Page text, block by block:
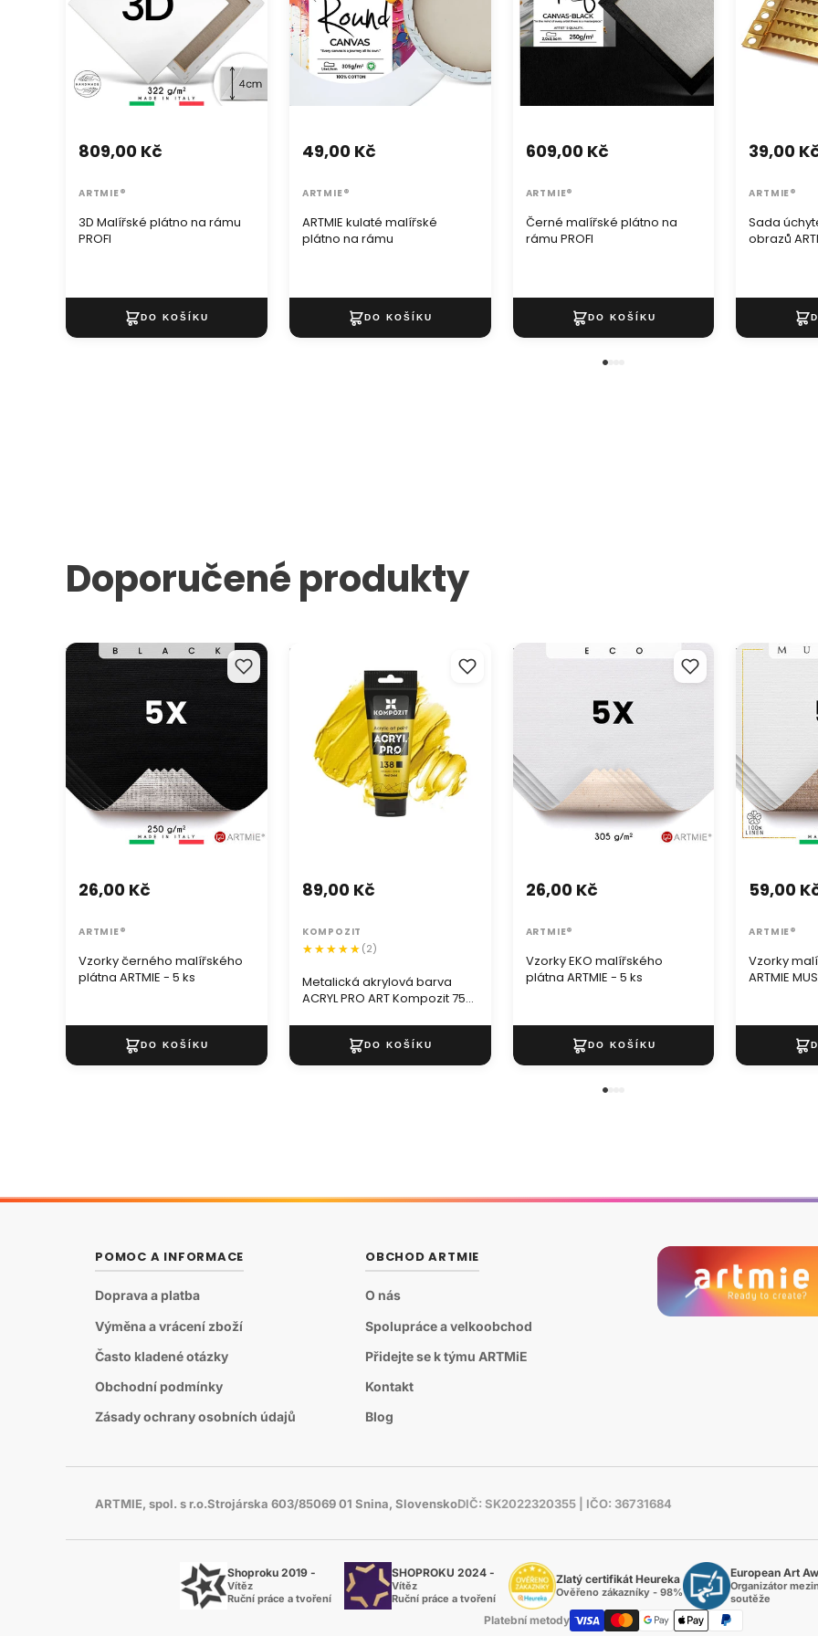
5 ks
3D Malířské plátno na rámu
PROFI
809,00 Kč
ARTMIE®
ARTMIE kulaté malířské
plátno na rámu
49,00 Kč
ARTMIE®
Černé malířské plátno na
rámu PROFI
609,00 Kč
ARTMIE®
Sada
obrazů
39,00
ARTMIE®
Doporučené produkty
Vzorky černého malířského
plátna ARTMIE - 5 ks
Vzorky černého malířského
plátna ARTMIE - 5 ks
26,00 Kč
ARTMIE®
Metalická akrylová barva ACRYL
PRO ART Kompozit 75 ml
Metalická akrylová barva
ACRYL PRO ART Kompozit 75
89,00 Kč
KOMPOZIT
(2)
Vzorky EKO malířského plátna
Vzorky EKO malířského
plátna ARTMIE - 5 ks
26,00 Kč
ARTMIE®
Vzorky
ARTMIE
Vzorky
ARTMIE
59,00
ARTMIE®
POMOC A INFORMACE
Doprava a platba
Výměna a vrácení zboží
Často kladené otázky
Obchodní podmínky
Zásady ochrany osobních údajů
OBCHOD ARTMIE
O nás
Spolupráce a velkoobchod
Přidejte se k týmu ARTMiE
Kontakt
Blog
ARTMIE, spol. s r.o.Strojárska 603/85069 01 Snina, SlovenskoDIČ: SK2022320355 | IČO: 36731684
Shoproku 2019 -
Vítěz
Ruční práce a tvoření
SHOPROKU 2024 -
Vítěz
Ruční práce a tvoření
Zlatý certifikát Heureka
Ověřeno zákazníky - 98%
European Art
Organizátor
soutěže
Platební metody